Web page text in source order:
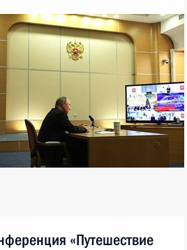
«Путешествие